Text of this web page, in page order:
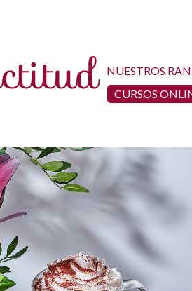
NUESTROS
CURSOS